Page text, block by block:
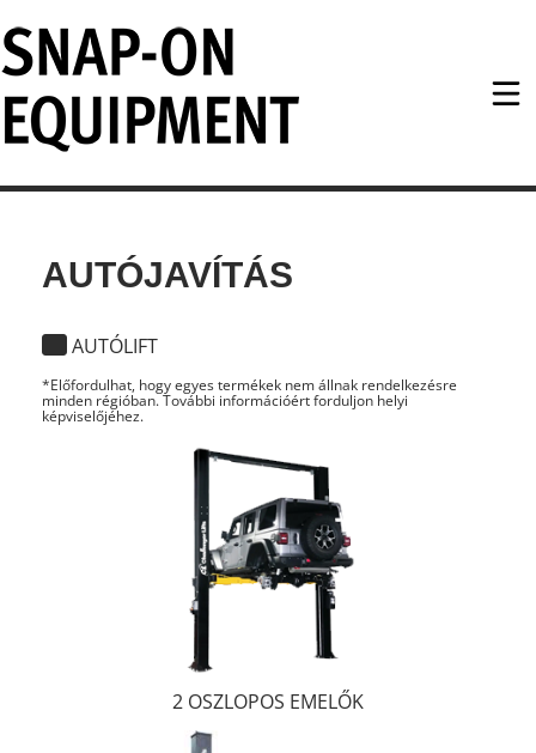
Snap-on Equipment
AUTÓJAVÍTÁS
AUTÓLIFT
*Előfordulhat, hogy egyes termékek nem állnak rendelkezésre
minden régióban. További információért forduljon helyi
képviselőjéhez.
2 OSZLOPOS EMELŐK